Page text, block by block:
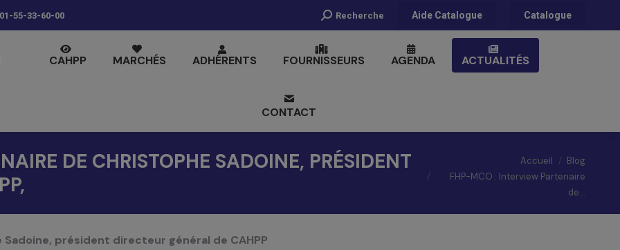
01-55-33-60-00
Recherche
Recherche Aide Catalogue Catalogue
CAHPP MARCHÉS ADHÉRENTS FOURNISSEURS AGENDA ACTUALITÉS
CONTACT
DE CHRISTOPHE SADOINE, PRÉSIDENT
Accueil
Blog
FHP-MCO : Interview Partenaire
de…
président directeur général de CAHPP